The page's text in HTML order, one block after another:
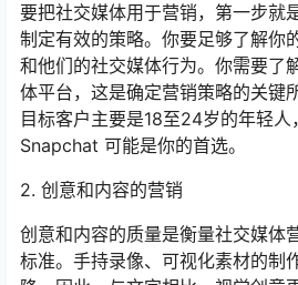
要把社交媒体用于营销，第一步就
制定有效的策略。你要足够了解你
和他们的社交媒体行为。你需要了
体平台，这是确定营销策略的关键
目标客户主要是18至24岁的年轻
Snapchat 可能是你的首选。
2. 创意和内容的营销
创意和内容的质量是衡量社交媒体
标准。手持录像、可视化素材的制